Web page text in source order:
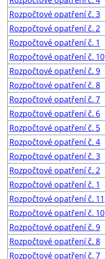
Rozpočtové opatření č. 3
Rozpočtové opatření č. 2
Rozpočtové opatření č. 1
Rozpočtové opatření č. 10
Rozpočtové opatření č. 9
Rozpočtové opatření č. 8
Rozpočtové opatření č. 7
Rozpočtové opatření č. 6
Rozpočtové opatření č. 5
Rozpočtové opatření č. 4
Rozpočtové opatření č. 3
Rozpočtové opatření č. 2
Rozpočtové opatření č. 1
Rozpočtové opatření č. 11
Rozpočtové opatření č. 10
Rozpočtové opatření č. 9
Rozpočtové opatření č. 8
Rozpočtové opatření č. 7